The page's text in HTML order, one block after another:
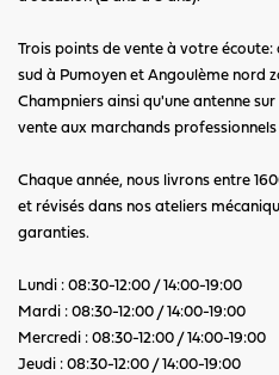
Trois points de vente à votre
sud à Pumoyen et Angoulème nord
Champniers ainsi qu'une antenne
vente aux marchands
Chaque année, nous livrons entre
et révisés dans nos ateliers
garanties.
Lundi : 08:30-12:00 / 14:00-19:00
Mardi : 08:30-12:00 / 14:00-19:00
Mercredi : 08:30-12:00 / 14:00-19:00
Jeudi : 08:30-12:00 / 14:00-19:00